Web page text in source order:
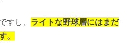
すし、 ライトな野球層にはまだ
。